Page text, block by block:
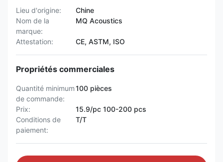
Lieu d'origine:
Chine
Nom de la
marque:
MQ Acoustics
Attestation: CE, ASTM, ISO
Propriétés commerciales
Quantité minimum
de commande:
100 pièces
Prix:
15.9/pc 100-200 pcs
Conditions de
paiement:
T/T